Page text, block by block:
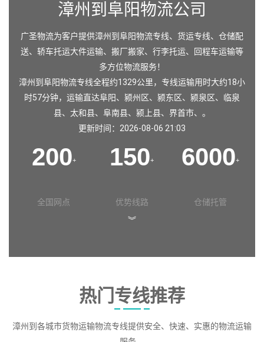
漳州到阜阳物流公司
广圣物流为客户提供漳州到阜阳物流专线、货运专线、仓储配
送、轿车托运大件运输、搬厂搬家、行李托运、回程车运输等
多方位物流服务！
漳州到阜阳物流专线全程约1329公里，专线运输用时大约18小
时57分钟，运输直达阜阳、 颍州区、 颍东区、 颍泉区、 临泉
县、 太和县、 阜南县、 颍上县、 界首市、。
更新时间：2026-08-06 21:03
200+
全国网点
150+
优势线路
6000+
仓储托管
︾
热门专线推荐
漳州到各城市货物运输物流专线提供安全、快速、实惠的物流运输